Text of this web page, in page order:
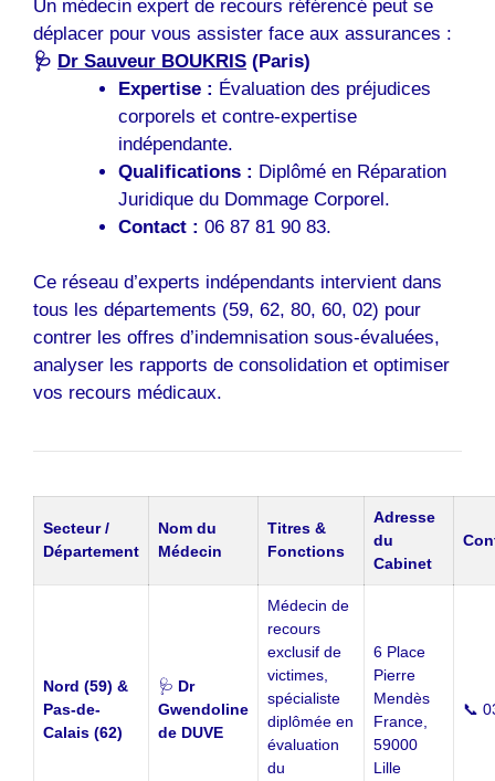
Un médecin expert de recours référencé peut se
déplacer pour vous assister face aux assurances :
🩺 Dr Sauveur BOUKRIS (Paris)
Expertise : Évaluation des préjudices
corporels et contre-expertise
indépendante.
Qualifications : Diplômé en Réparation
Juridique du Dommage Corporel.
Contact : 06 87 81 90 83.
Ce réseau d’experts indépendants intervient dans
tous les départements (59, 62, 80, 60, 02) pour
contrer les offres d’indemnisation sous-évaluées,
analyser les rapports de consolidation et optimiser
vos recours médicaux.
Secteur /
Département
Nom du
Médecin
Titres &
Fonctions
Adresse
du
Cabinet
Nord (59) &
Pas-de-
Calais (62)
🩺 Dr
Gwendoline
de DUVE
Médecin de
recours
exclusif de
victimes,
spécialiste
diplômée en
évaluation
du
6 Place
Pierre
Mendès
France,
59000
Lille
📞